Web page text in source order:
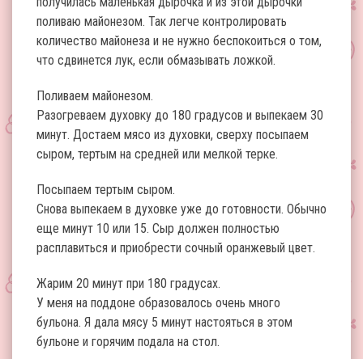
поливаю майонезом. Так легче контролировать
количество майонеза и не нужно беспокоиться о том,
что сдвинется лук, если обмазывать ложкой.
Поливаем майонезом.
Разогреваем духовку до 180 градусов и выпекаем 30
минут. Достаем мясо из духовки, сверху посыпаем
сыром, тертым на средней или мелкой терке.
Посыпаем тертым сыром.
Снова выпекаем в духовке уже до готовности. Обычно
еще минут 10 или 15. Сыр должен полностью
расплавиться и приобрести сочный оранжевый цвет.
Жарим 20 минут при 180 градусах.
У меня на поддоне образовалось очень много
бульона. Я дала мясу 5 минут настояться в этом
бульоне и горячим подала на стол.